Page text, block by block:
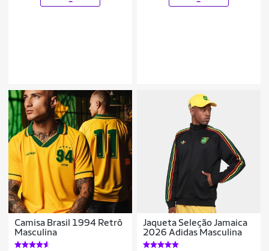
Camisa Brasil 1994 Retrô
Masculina
Jaqueta Seleção Jamaica
2026 Adidas Masculina